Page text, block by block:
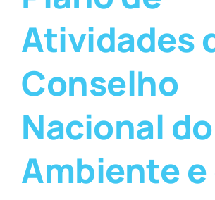
Atividades
Conselho
Nacional do
Ambiente e